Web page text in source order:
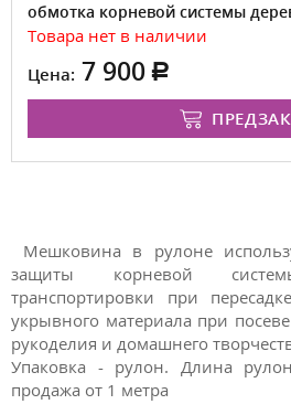
обмотка корневой системы
Товара нет в наличии
Цена: 7 900
Мешковина в рулоне
защиты корневой
транспортировки при
укрывного материала при
рукоделия и домашнего
Упаковка - рулон. Длина
продажа от 1 метра